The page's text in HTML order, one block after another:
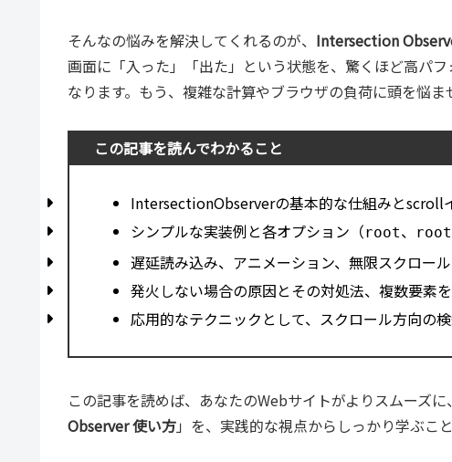
そんなの悩みを解決してくれるのが、 Intersection
画面に「入った」「出た」という状態を、驚くほど高パ
なります。もう、複雑な計算やブラウザの負荷に頭を悩ま
この記事を読んでわかること
IntersectionObserverの基本的な仕組みとscroll
シンプルな実装例と各オプション（root、
遅延読み込み、アニメーション、無限スクロー
発火しない場合の原因とその対処法、複数要素
応用的なテクニックとして、スクロール方向の
この記事を読めば、あなたのWebサイトがよりスムーズ
Observer 使い方」を、実践的な視点からしっかり学ぶこと